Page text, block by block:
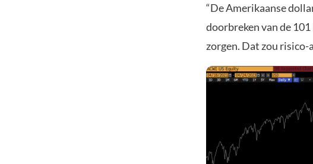
“De Amerikaanse
doorbreken van de
zorgen. Dat zou risico-